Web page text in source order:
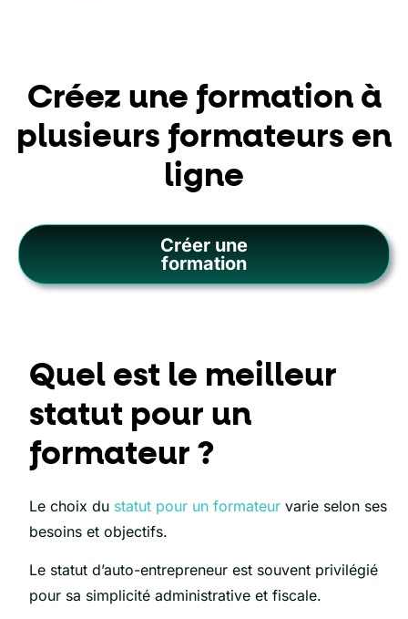
Créez une formation à
plusieurs formateurs en
ligne
Créer une
formation
Quel est le meilleur
statut pour un
formateur ?
Le choix du statut pour un formateur varie selon ses
besoins et objectifs.
Le statut d’auto-entrepreneur est souvent privilégié
pour sa simplicité administrative et fiscale.